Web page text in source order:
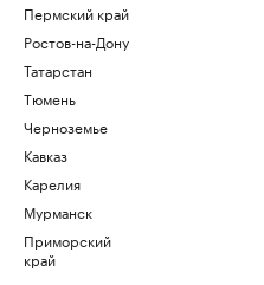
Пермский край
Ростов-на-Дону
Татарстан
Тюмень
Черноземье
Кавказ
Карелия
Мурманск
Приморский
край